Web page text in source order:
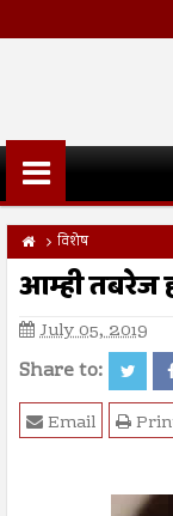
विशेष
आम्ही तबरेज
July 05, 2019
Share to:
Email